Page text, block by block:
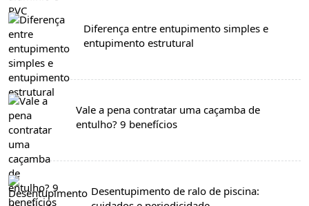
Diferença entre entupimento simples e
entupimento estrutural
Vale a pena contratar uma caçamba de
entulho? 9 benefícios
Desentupimento de ralo de piscina: